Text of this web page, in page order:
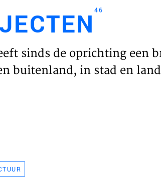
HOME
46
sinds de oprichting een
buitenland, in stad en